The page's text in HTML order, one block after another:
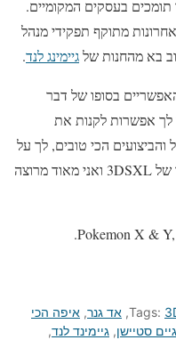
תומכים בעסקים המקומיים.
מתוקף תפקידי מנהל
בא מהחנות שלגיימינג לנד.
בסופו של דבר
אפשרות לקנות את
הכי טובים, לך על
New 3DSXL. לי עצמי יש את המכשיר של 3DSXL ואני מאוד מרוצה
Tags:
, אד גנר, איפה הכי
גיים סטיישן, גיימינד לנד,